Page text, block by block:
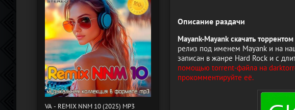
Описание раздачи
Mayank-Mayank скачать торрентом
релиз под именем Mayank и на
записан в жанре Hard Rock и с
помощью torrent-файла на
прокомментируйте её.
VA - REMIX NNM 10 (2025) MP3